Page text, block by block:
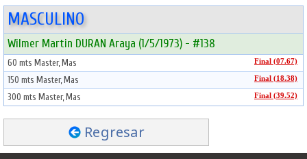
MASCULINO
Wilmer Martin DURAN Araya (1/5/1973) - #138
60 mts Master, Mas Final (07.67)
150 mts Master, Mas Final (18.38)
300 mts Master, Mas Final (39.52)
Regresar